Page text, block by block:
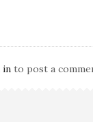
in to post a